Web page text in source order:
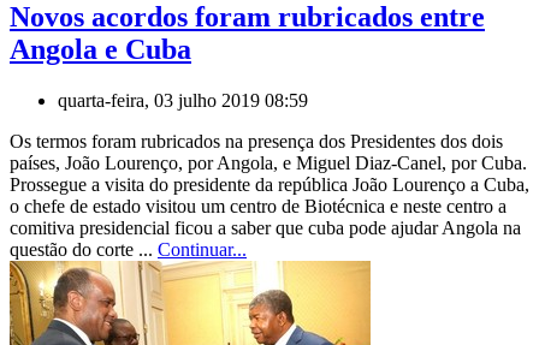
Novos acordos foram rubricados entre
Angola e Cuba
quarta-feira, 03 julho 2019 08:59
Os termos foram rubricados na presença dos Presidentes dos dois
países, João Lourenço, por Angola, e Miguel Diaz-Canel, por Cuba.
Prossegue a visita do presidente da república João Lourenço a Cuba,
o chefe de estado visitou um centro de Biotécnica e neste centro a
comitiva presidencial ficou a saber que cuba pode ajudar Angola na
questão do corte ... Continuar...